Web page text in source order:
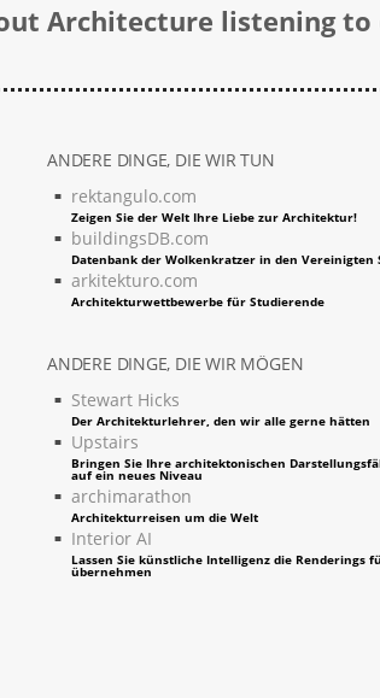
Architecture listening to
ANDERE DINGE, DIE WIR TUN
rektangulo.com
Zeigen Sie der Welt Ihre Liebe zur Architektur!
buildingsDB.com
Datenbank der Wolkenkratzer in den Vereinigten
arkitekturo.com
Architekturwettbewerbe für Studierende
ANDERE DINGE, DIE WIR MÖGEN
Stewart Hicks
Der Architekturlehrer, den wir alle gerne hätten
Upstairs
Bringen Sie Ihre architektonischen
auf ein neues Niveau
archimarathon
Architekturreisen um die Welt
Interior AI
Lassen Sie künstliche Intelligenz die Renderings
übernehmen